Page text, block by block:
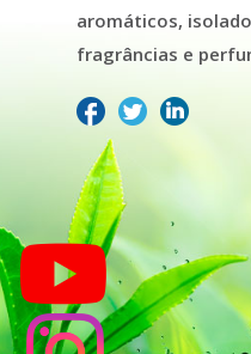
aromáticos,
fragrâncias e